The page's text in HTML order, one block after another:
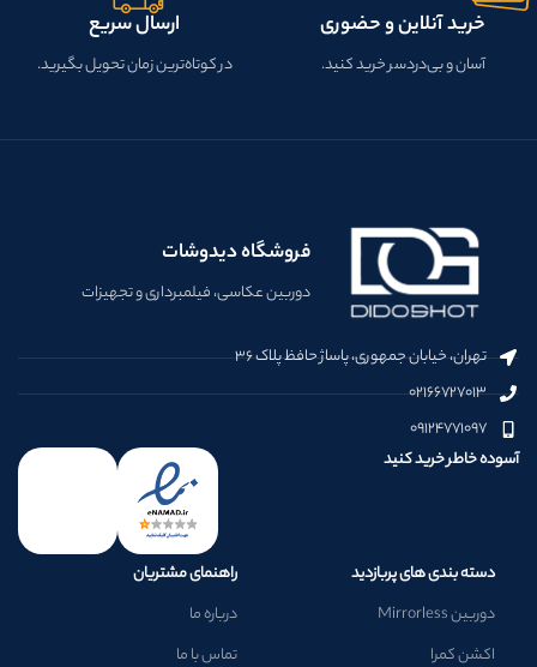
خرید آنلاین و حضوری
آسان و بی‌دردسر خرید کنید.
ارسال سریع
در کوتاه‌ترین زمان تحویل بگیرید.
فروشگاه دیدوشات
دوربین عکاسی، فیلمبرداری و تجهیزات
تهران، خیابان جمهوری، پاساژ حافظ پلاک ۳۶
۰۲۱۶۶۷۲۷۰۱۳
۰۹۱۲۴۷۷۱۰۹۷
دسته بندی های پربازدید
دوربین Mirrorless
اکشن کمرا
راهنمای مشتریان
درباره ما
تماس با ما
آسوده خاطر خرید کنید